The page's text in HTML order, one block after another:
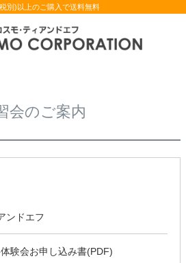
別)以上のご購入で送料無料
会のご案内
ンドエフ
験会お申し込み書(PDF)